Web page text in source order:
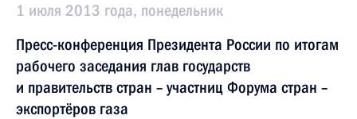
1 июля 2013 года, понедельник
Пресс-конференция Президента России по итогам
рабочего заседания глав государств
и правительств стран – участниц Форума стран –
экспортёров газа